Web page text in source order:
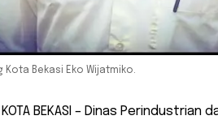
Bekasi Eko Wijatmiko.
KOTA BEKASI – Dinas